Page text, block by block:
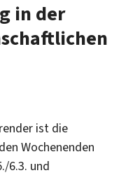
in der
ist die
Wochenenden
6.3. und